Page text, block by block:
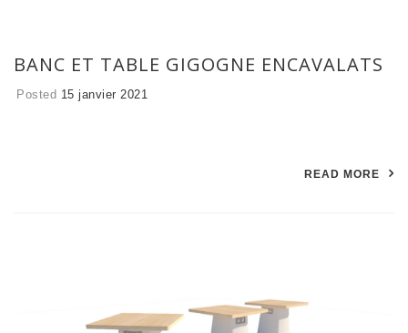
BANC ET TABLE GIGOGNE ENCAVALATS
Posted 15 janvier 2021
READ MORE